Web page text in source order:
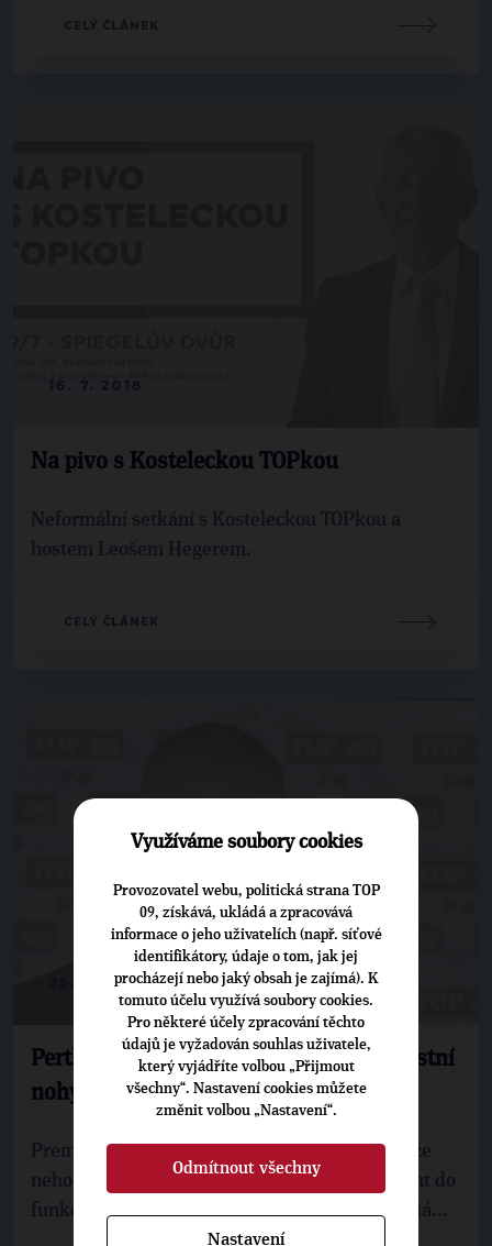
CELÝ ČLÁNEK
Na pivo s Kosteleckou TOPkou
Neformální setkání s Kosteleckou TOPkou a
hostem Leošem Hegerem.
CELÝ ČLÁNEK
25. 6. 2018
Perthen: Jak se s Pochem střelit do vlastní
nohy
Premiér Andrej Babiš (ANO) opakovaně říká, že
nehodlá prezidentu Miloši Zemanovi navrhnout do
funkce ministra zahraničí europoslance za sociá...
Využíváme soubory cookies
Provozovatel webu, politická strana TOP
09, získává, ukládá a zpracovává
informace o jeho uživatelích (např. síťové
identifikátory, údaje o tom, jak jej
procházejí nebo jaký obsah je zajímá). K
tomuto účelu využívá soubory cookies.
Pro některé účely zpracování těchto
údajů je vyžadován souhlas uživatele,
který vyjádříte volbou „Přijmout
všechny“. Nastavení cookies můžete
změnit volbou „Nastavení“.
Odmítnout všechny
Nastavení